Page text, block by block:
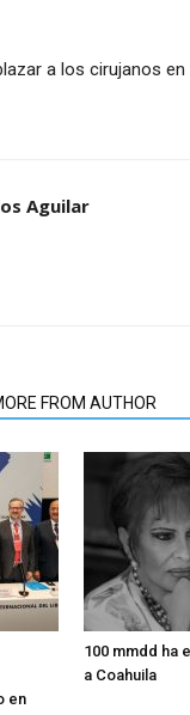
a los cirujanos en
Aguilar
FROM AUTHOR
en
100 mmdd ha
a Coahuila